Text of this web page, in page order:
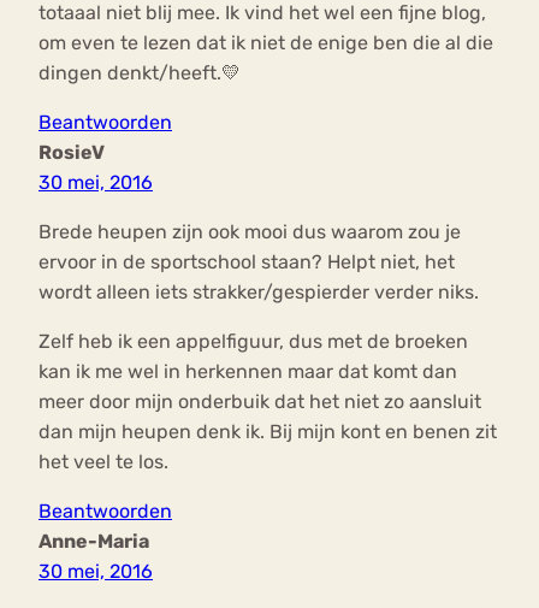
totaaal niet blij mee. Ik vind het wel een fijne blog,
om even te lezen dat ik niet de enige ben die al die
dingen denkt/heeft.💛
Beantwoorden
RosieV
30 mei, 2016
Brede heupen zijn ook mooi dus waarom zou je
ervoor in de sportschool staan? Helpt niet, het
wordt alleen iets strakker/gespierder verder niks.
Zelf heb ik een appelfiguur, dus met de broeken
kan ik me wel in herkennen maar dat komt dan
meer door mijn onderbuik dat het niet zo aansluit
dan mijn heupen denk ik. Bij mijn kont en benen zit
het veel te los.
Beantwoorden
Anne-Maria
30 mei, 2016